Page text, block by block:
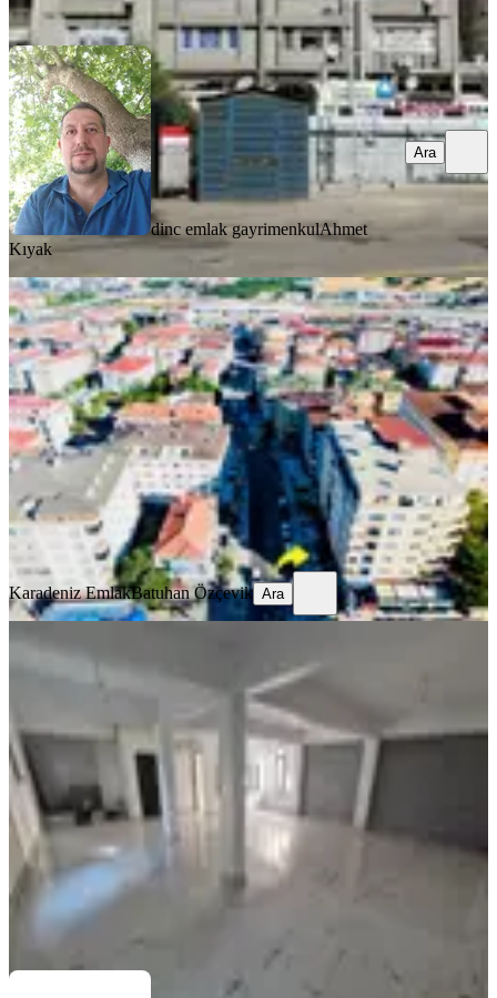
Ara
dinc emlak gayrimenkulAhmet
Kıyak
Ara
KREDİYE
UYGUN
Çerkezköy'de Ana Cadde Üzeri
Harika Lokasyonda Satılık Dükkan
Tekirdağ, Çerkezköy
1 Oda·81 m²·Düz Giriş (Zemin)·29.07.2026
6.100.000 ₺
Karadeniz Emlak Batuhan Özçevik
Ara
Karadeniz EmlakBatuhan Özçevik Ara
Fırsatı Tadilatlı Satılık Dükkan
Tekirdağ, Süleymanpaşa
2 Oda
130 m² 29.07.2026
5.500.000 ₺
DELUX GAYRİMENKUL